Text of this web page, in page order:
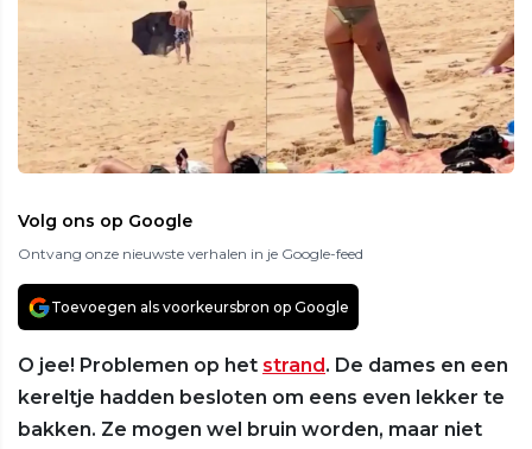
Volg ons op Google
Ontvang onze nieuwste verhalen in je Google-feed
Toevoegen als voorkeursbron op Google
O jee! Problemen op het strand. De dames en een
kereltje hadden besloten om eens even lekker te
bakken. Ze mogen wel bruin worden, maar niet